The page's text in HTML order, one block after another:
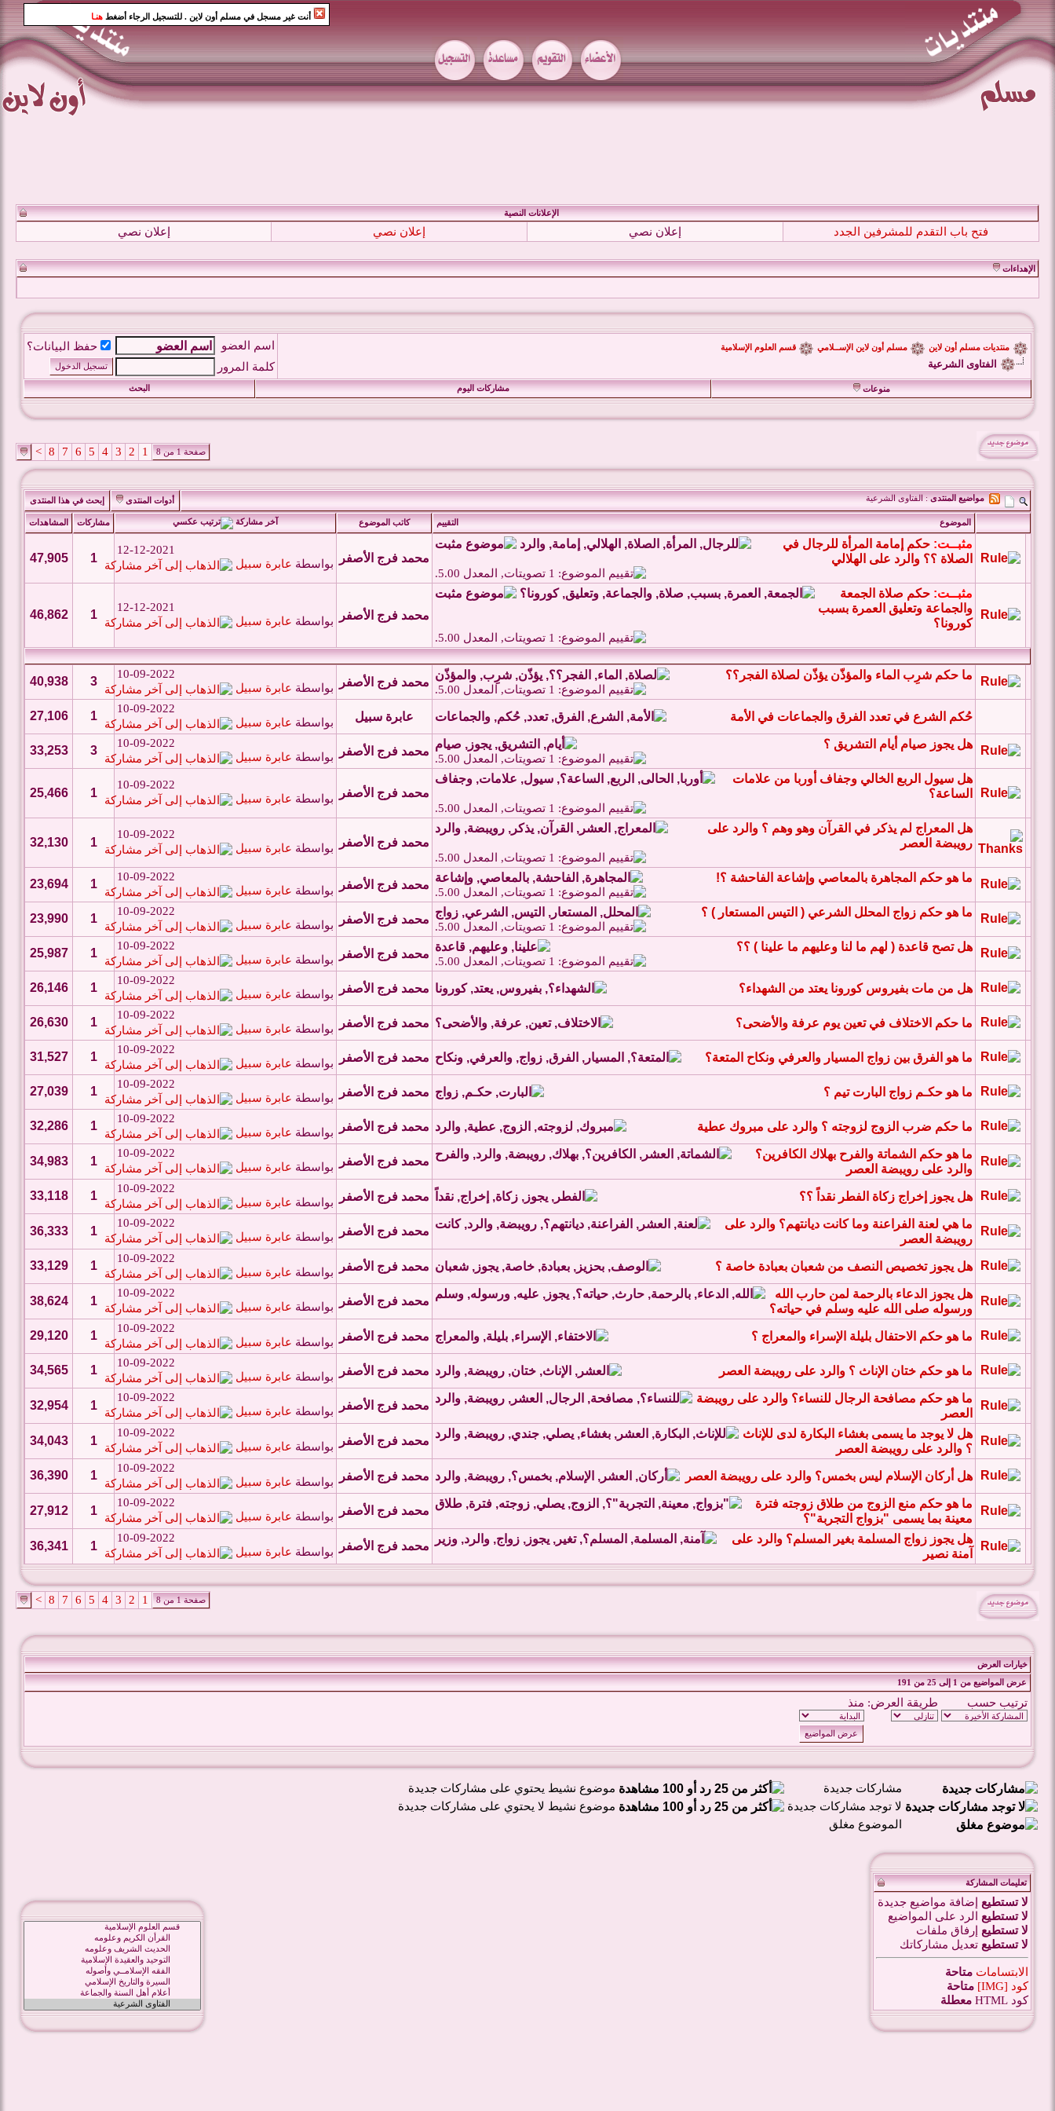
أنت غير مسجل في مسلم أون لاين . للتسجيل الرجاء أضغط هنـا
الإعلانات النصية
فتح باب التقدم للمشرفين الجدد إعلان نصي إعلان نصي إعلان نصي
الإهداءات
منتديات مسلم أون لاين مسلم أون لاين الإســلامي قسم العلوم الإسلامية
الفتاوى الشرعية
اسم العضو
حفظ البيانات؟
كلمة المرور
منوعات مشاركات اليوم البحث
صفحة 1 من 8 1
2
3
4
5
6
7
8
>
مواضيع المنتدى: الفتاوى الشرعية أدوات المنتدى إبحث في هذا المنتدى
التقييم الموضوع كاتب الموضوع آخر مشاركة مشاركات المشاهدات
مثبــت: حكم إمامة المرأة للرجال في
الصلاة ؟؟ والرد على الهلالي
محمد فرج الأصفر
12-12-2021
بواسطة عابرة سبيل 1
47,905
مثبــت: حكم صلاة الجمعة
والجماعة وتعليق العمرة بسبب
كورونا؟
محمد فرج الأصفر
12-12-2021
بواسطة عابرة سبيل 1
46,862
ما حكم شرِب الماء والمؤذّن يؤذّن لصلاة الفجر؟؟
محمد فرج الأصفر
10-09-2022
بواسطة عابرة سبيل 3
40,938
حُكم الشرع في تعدد الفرق والجماعات في الأمة عابرة سبيل
10-09-2022
بواسطة عابرة سبيل 1
27,106
هل يجوز صيام أيام التشريق ؟
محمد فرج الأصفر
10-09-2022
بواسطة عابرة سبيل 3
33,253
هل سيول الربع الخالي وجفاف أوربا من علامات
الساعة؟
محمد فرج الأصفر
10-09-2022
بواسطة عابرة سبيل 1
25,466
هل المعراج لم يذكر في القرآن وهو وهم ؟ والرد على
رويبضة العصر
محمد فرج الأصفر
10-09-2022
بواسطة عابرة سبيل 1
32,130
ما هو حكم المجاهرة بالمعاصي وإشاعة الفاحشة ؟!
محمد فرج الأصفر
10-09-2022
بواسطة عابرة سبيل 1
23,694
ما هو حكم زواج المحلل الشرعي ( التيس المستعار ) ؟
محمد فرج الأصفر
10-09-2022
بواسطة عابرة سبيل 1
23,990
هل تصح قاعدة ( لهم ما لنا وعليهم ما علينا ) ؟؟
محمد فرج الأصفر
10-09-2022
بواسطة عابرة سبيل 1
25,987
هل من مات بفيروس كورونا يعتد من الشهداء؟ محمد فرج الأصفر
10-09-2022
بواسطة عابرة سبيل 1
26,146
ما حكم الاختلاف في تعين يوم عرفة والأضحى؟ محمد فرج الأصفر
10-09-2022
بواسطة عابرة سبيل 1
26,630
ما هو الفرق بين زواج المسيار والعرفي ونكاح المتعة؟ محمد فرج الأصفر
10-09-2022
بواسطة عابرة سبيل 1
31,527
ما هو حكـم زواج البارت تيم ؟ محمد فرج الأصفر
10-09-2022
بواسطة عابرة سبيل 1
27,039
ما حكم ضرب الزوج لزوجته ؟ والرد على مبروك عطية محمد فرج الأصفر
10-09-2022
بواسطة عابرة سبيل 1
32,286
ما هو حكم الشماتة والفرح بهلاك الكافرين؟
والرد على رويبضة العصر
محمد فرج الأصفر
10-09-2022
بواسطة عابرة سبيل 1
34,983
هل يجوز إخراج زكاة الفطر نقداً ؟؟ محمد فرج الأصفر
10-09-2022
بواسطة عابرة سبيل 1
33,118
ما هي لعنة الفراعنة وما كانت ديانتهم؟ والرد على
رويبضة العصر
محمد فرج الأصفر
10-09-2022
بواسطة عابرة سبيل 1
36,333
هل يجوز تخصيص النصف من شعبان بعبادة خاصة ؟ محمد فرج الأصفر
10-09-2022
بواسطة عابرة سبيل 1
33,129
هل يجوز الدعاء بالرحمة لمن حارب الله
ورسوله صلى الله عليه وسلم في حياته؟
محمد فرج الأصفر
10-09-2022
بواسطة عابرة سبيل 1
38,624
ما هو حكم الاحتفال بليلة الإسراء والمعراج ؟ محمد فرج الأصفر
10-09-2022
بواسطة عابرة سبيل 1
29,120
ما هو حكم ختان الإناث ؟ والرد على رويبضة العصر محمد فرج الأصفر
10-09-2022
بواسطة عابرة سبيل 1
34,565
ما هو حكم مصافحة الرجال للنساء؟ والرد على رويبضة
العصر
محمد فرج الأصفر
10-09-2022
بواسطة عابرة سبيل 1
32,954
هل لا يوجد ما يسمى بغشاء البكارة لدى للإناث
؟ والرد على رويبضة العصر
محمد فرج الأصفر
10-09-2022
بواسطة عابرة سبيل 1
34,043
هل أركان الإسلام ليس بخمس؟ والرد على رويبضة العصر محمد فرج الأصفر
10-09-2022
بواسطة عابرة سبيل 1
36,390
ما هو حكم منع الزوج من طلاق زوجته فترة
معينة بما يسمى "بزواج التجربة"؟
محمد فرج الأصفر
10-09-2022
بواسطة عابرة سبيل 1
27,912
هل يجوز زواج المسلمة بغير المسلم؟ والرد على
آمنة نصير
محمد فرج الأصفر
10-09-2022
بواسطة عابرة سبيل 1
36,341
صفحة 1 من 8 1
2
3
4
5
6
7
8
>
خيارات العرض
عرض المواضيع من 1 إلى 25 من 191
ترتيب حسب طريقة العرض: منذ
مشاركات جديدة
موضوع نشيط يحتوي على مشاركات جديدة
لا توجد مشاركات جديدة
موضوع نشيط لا يحتوي على مشاركات جديدة
الموضوع مغلق
تعليمات المشاركة
لا تستطيع إضافة مواضيع جديدة
لا تستطيع الرد على المواضيع
لا تستطيع إرفاق ملفات
لا تستطيع تعديل مشاركاتك
الابتسامات متاحة
كود [IMG]
متاحة
كود HTML
معطلة